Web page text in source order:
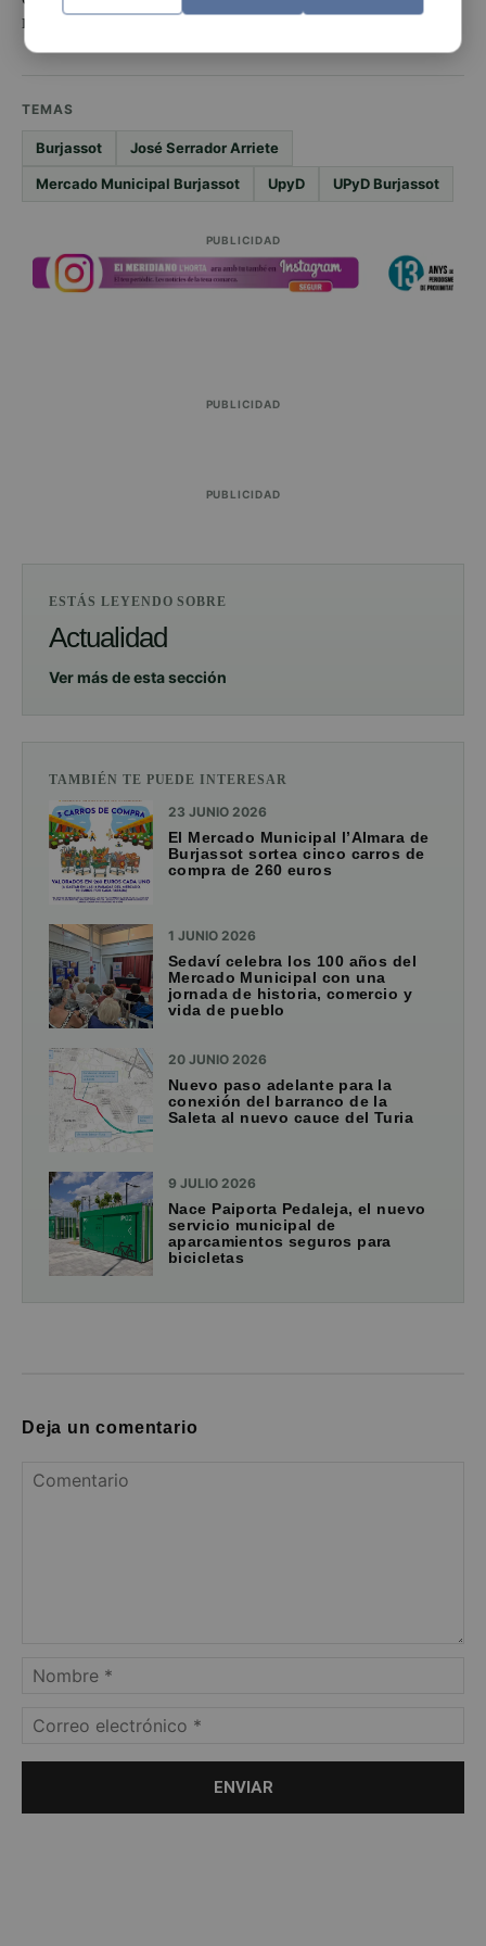
mercado queremos para el futuro.
TEMAS
Burjassot José Serrador Arriete
Mercado Municipal Burjassot UpyD UPyD Burjassot
PUBLICIDAD
PUBLICIDAD
PUBLICIDAD
ESTÁS LEYENDO SOBRE
Actualidad
Ver más de esta sección
TAMBIÉN TE PUEDE INTERESAR
23 JUNIO 2026
El Mercado Municipal l’Almara de
Burjassot sortea cinco carros de
compra de 260 euros
1 JUNIO 2026
Sedaví celebra los 100 años del
Mercado Municipal con una
jornada de historia, comercio y
vida de pueblo
20 JUNIO 2026
Nuevo paso adelante para la
conexión del barranco de la
Saleta al nuevo cauce del Turia
9 JULIO 2026
Nace Paiporta Pedaleja, el nuevo
servicio municipal de
aparcamientos seguros para
bicicletas
Deja un comentario